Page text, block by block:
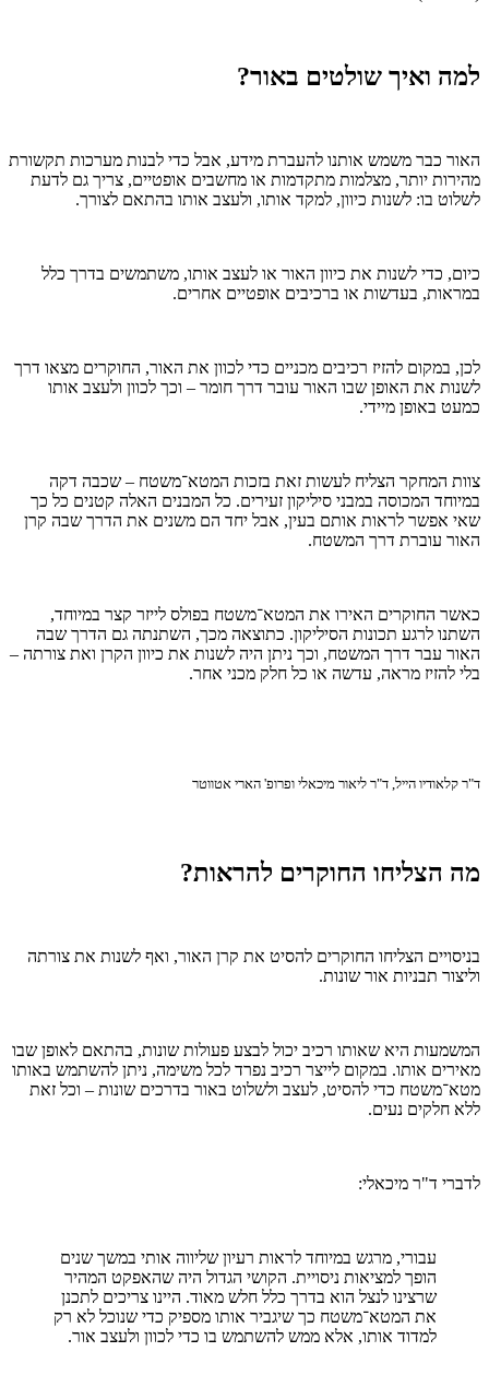
למה ואיך שולטים באור?
האור כבר משמש אותנו להעברת מידע, אבל כדי לבנות מערכות תקשורת
מהירות יותר, מצלמות מתקדמות או מחשבים אופטיים, צריך גם לדעת
לשלוט בו: לשנות כיוון, למקד אותו, ולעצב אותו בהתאם לצורך.
כיום, כדי לשנות את כיוון האור או לעצב אותו, משתמשים בדרך כלל
במראות, בעדשות או ברכיבים אופטיים אחרים.
לכן, במקום להזיז רכיבים מכניים כדי לכוון את האור, החוקרים מצאו דרך
לשנות את האופן שבו האור עובר דרך חומר – וכך לכוון ולעצב אותו
כמעט באופן מיידי.
צוות המחקר הצליח לעשות זאת בזכות המטא־משטח – שכבה דקה
במיוחד המכוסה במבני סיליקון זעירים. כל המבנים האלה קטנים כל כך
שאי אפשר לראות אותם בעין, אבל יחד הם משנים את הדרך שבה קרן
האור עוברת דרך המשטח.
כאשר החוקרים האירו את המטא־משטח בפולס לייזר קצר במיוחד,
השתנו לרגע תכונות הסיליקון. כתוצאה מכך, השתנתה גם הדרך שבה
האור עבר דרך המשטח, וכך ניתן היה לשנות את כיוון הקרן ואת צורתה –
בלי להזיז מראה, עדשה או כל חלק מכני אחר.
ד"ר קלאודיו הייל, ד"ר ליאור מיכאלי ופרופ' הארי אטווטר
מה הצליחו החוקרים להראות?
בניסויים הצליחו החוקרים להסיט את קרן האור, ואף לשנות את צורתה
וליצור תבניות אור שונות.
המשמעות היא שאותו רכיב יכול לבצע פעולות שונות, בהתאם לאופן שבו
מאירים אותו. במקום לייצר רכיב נפרד לכל משימה, ניתן להשתמש באותו
מטא־משטח כדי להסיט, לעצב ולשלוט באור בדרכים שונות – וכל זאת
ללא חלקים נעים.
לדברי ד"ר מיכאלי:
עבורי, מרגש במיוחד לראות רעיון שליווה אותי במשך שנים
הופך למציאות ניסויית. הקושי הגדול היה שהאפקט המהיר
שרצינו לנצל הוא בדרך כלל חלש מאוד. היינו צריכים לתכנן
את המטא־משטח כך שיגביר אותו מספיק כדי שנוכל לא רק
למדוד אותו, אלא ממש להשתמש בו כדי לכוון ולעצב אור.